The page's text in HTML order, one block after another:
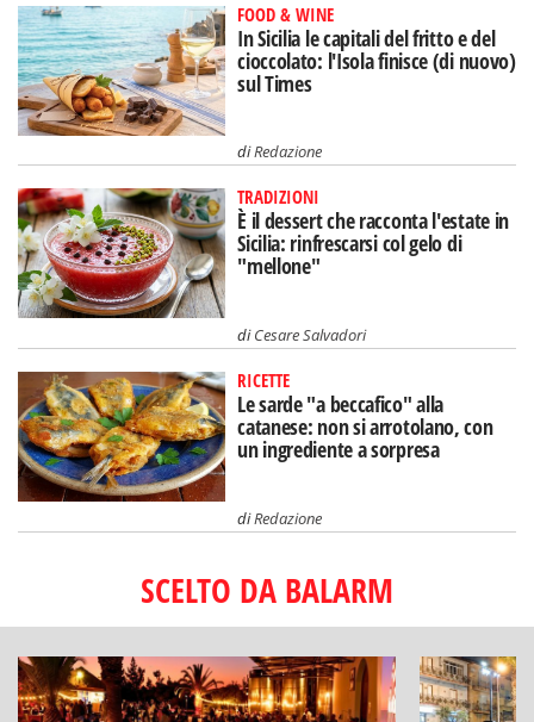
FOOD & WINE
In Sicilia le capitali del fritto e del
cioccolato: l'Isola finisce (di nuovo)
sul Times
diRedazione
TRADIZIONI
È il dessert che racconta l'estate in
Sicilia: rinfrescarsi col gelo di
"mellone"
diCesare Salvadori
RICETTE
Le sarde "a beccafico" alla
catanese: non si arrotolano, con
un ingrediente a sorpresa
diRedazione
SCELTO DA BALARM